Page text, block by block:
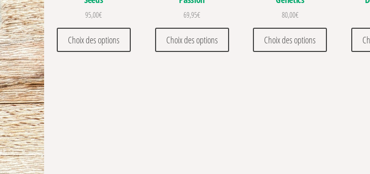
95,00€
Choix des options
Ce produit a plusieurs variations. Les options peuvent être choisies sur la page
69,95€
Choix des options
Ce produit a plusieurs variations. Les options
80,00€
Choix des options
Ce produit a